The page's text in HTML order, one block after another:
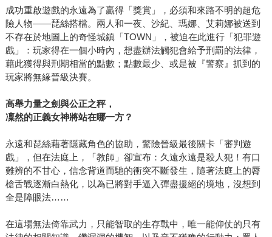
成功重啟遊戲的永遠為了贏得「獎賞」，必須和來路不明的超危
險人物——琵絲搭檔。兩人和一夜、沙紀、瑪娜、艾莉娜被送到
不存在於地圖上的奇怪城鎮「TOWN」，被迫在此進行「犯罪遊
戲」：玩家得在一個小時內，想盡辦法觸犯會給予刑罰的法律，
藉此獲得與刑期相當的點數；點數最少、或是被『警察』抓到的
玩家將無緣晉級決賽。
高舉力量之劍與公正之秤，
凜然的正義女神將站在哪一方？
永遠和琵絲藉著隱藏角色的協助，驚險晉級最後關卡「審判遊
戲」，但在法庭上，「教師」卻宣布：久遠永遠是殺人犯！有口
難辨的不甘心，信念背道而馳的衝突不斷發生，隨著法庭上的脣
槍舌戰逐漸白熱化，以為已將對手逼入彈盡援絕的境地，沒想到
全是障眼法……
在這場無法倚靠武力，只能智取的生存戰中，唯一能仰仗的只有